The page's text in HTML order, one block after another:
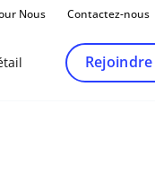
Nous Contactez-nous